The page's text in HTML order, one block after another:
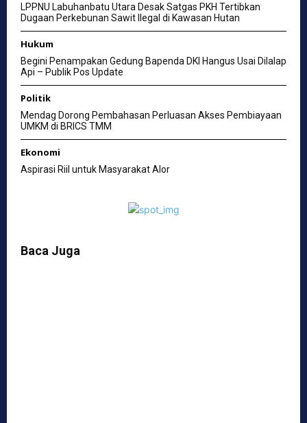
LPPNU Labuhanbatu Utara Desak Satgas PKH Tertibkan
Dugaan Perkebunan Sawit Ilegal di Kawasan Hutan
Hukum
Begini Penampakan Gedung Bapenda DKI Hangus Usai Dilalap
Api – Publik Pos Update
Politik
Mendag Dorong Pembahasan Perluasan Akses Pembiayaan
UMKM di BRICS TMM
Ekonomi
Aspirasi Riil untuk Masyarakat Alor
Baca Juga